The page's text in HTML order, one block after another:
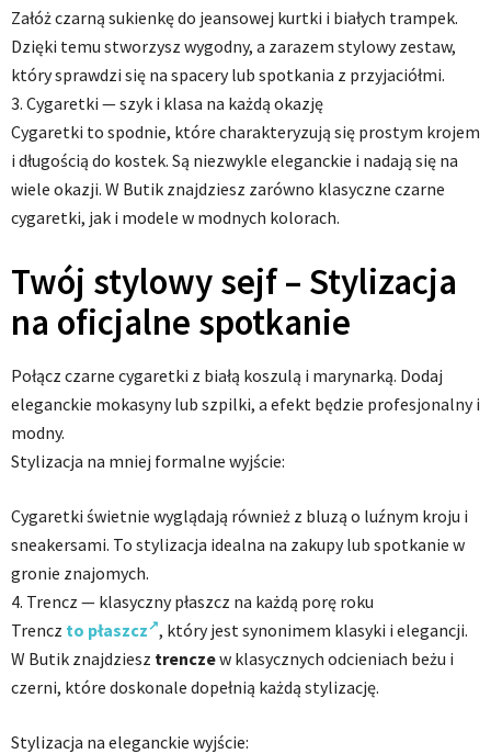
Załóż czarną sukienkę do jeansowej kurtki i białych trampek.
Dzięki temu stworzysz wygodny, a zarazem stylowy zestaw,
który sprawdzi się na spacery lub spotkania z przyjaciółmi.
3. Cygaretki — szyk i klasa na każdą okazję
Cygaretki to spodnie, które charakteryzują się prostym krojem
i długością do kostek. Są niezwykle eleganckie i nadają się na
wiele okazji. W Butik znajdziesz zarówno klasyczne czarne
cygaretki, jak i modele w modnych kolorach.
Twój stylowy sejf – Stylizacja
na oficjalne spotkanie
Połącz czarne cygaretki z białą koszulą i marynarką. Dodaj
eleganckie mokasyny lub szpilki, a efekt będzie profesjonalny i
modny.
Stylizacja na mniej formalne wyjście:
Cygaretki świetnie wyglądają również z bluzą o luźnym kroju i
sneakersami. To stylizacja idealna na zakupy lub spotkanie w
gronie znajomych.
4. Trencz — klasyczny płaszcz na każdą porę roku
Trencz to płaszcz , który jest synonimem klasyki i elegancji.
W Butik znajdziesz trenczew klasycznych odcieniach beżu i
czerni, które doskonale dopełnią każdą stylizację.
Stylizacja na eleganckie wyjście: